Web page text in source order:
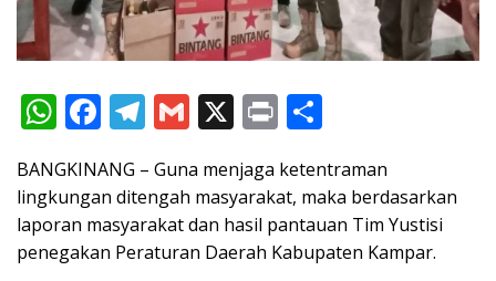
W
h
at
s
A
F
ac
e
b
o
T
el
e
gr
a
G
m
ai
l
X Pr
in
t ar
e
BANGKINANG – Guna menjaga ketentraman
lingkungan ditengah masyarakat, maka berdasarkan
laporan masyarakat dan hasil pantauan Tim Yustisi
penegakan Peraturan Daerah Kabupaten Kampar.